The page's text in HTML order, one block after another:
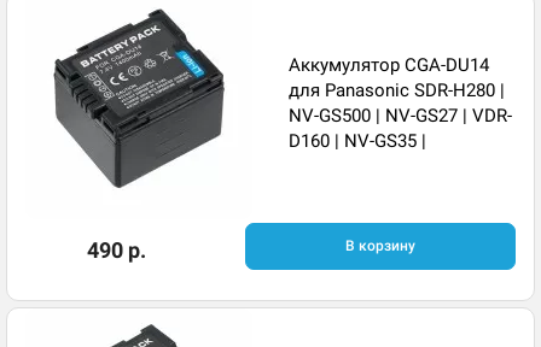
Аккумулятор CGA-DU14
для Panasonic SDR-H280 |
NV-GS500 | NV-GS27 | VDR-
D160 | NV-GS35 |
490 р. В корзину